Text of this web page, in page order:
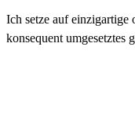
Ich setze auf
konsequent umgesetztes